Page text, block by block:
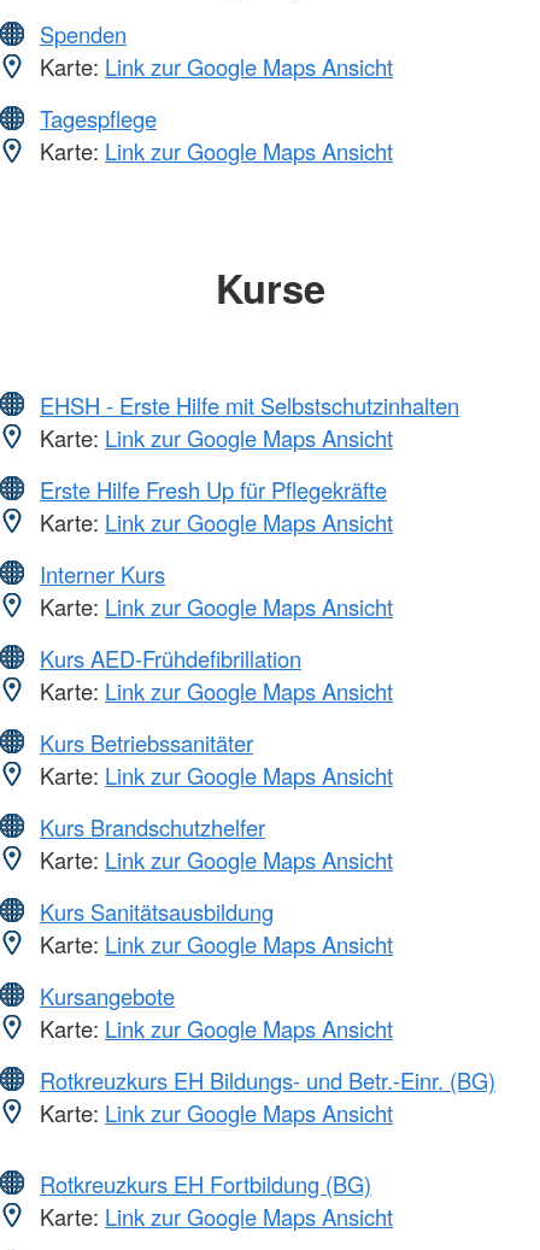
Spenden
Karte: Link zur Google Maps Ansicht
Tagespflege
Karte: Link zur Google Maps Ansicht
Kurse
EHSH - Erste Hilfe mit Selbstschutzinhalten
Karte: Link zur Google Maps Ansicht
Erste Hilfe Fresh Up für Pflegekräfte
Karte: Link zur Google Maps Ansicht
Interner Kurs
Karte: Link zur Google Maps Ansicht
Kurs AED-Frühdefibrillation
Karte: Link zur Google Maps Ansicht
Kurs Betriebssanitäter
Karte: Link zur Google Maps Ansicht
Kurs Brandschutzhelfer
Karte: Link zur Google Maps Ansicht
Kurs Sanitätsausbildung
Karte: Link zur Google Maps Ansicht
Kursangebote
Karte: Link zur Google Maps Ansicht
Rotkreuzkurs EH Bildungs- und Betr.-Einr. (BG)
Karte: Link zur Google Maps Ansicht
Rotkreuzkurs EH Fortbildung (BG)
Karte: Link zur Google Maps Ansicht